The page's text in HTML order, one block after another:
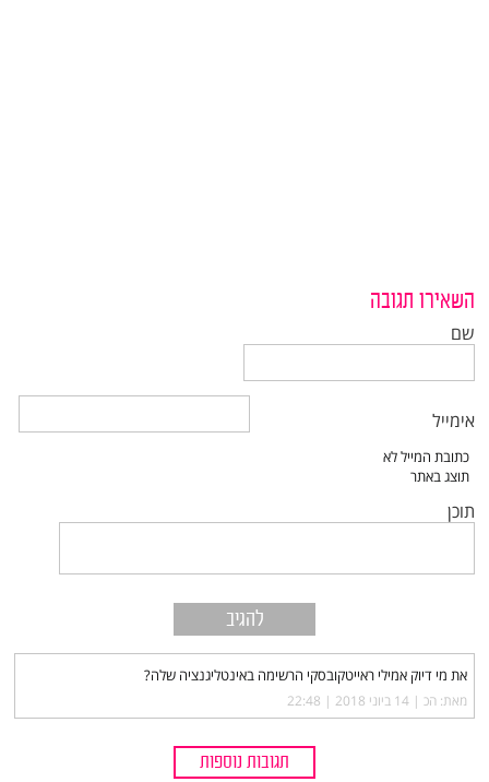
השאירו תגובה
שם
אימייל
תוכן
את מי דיוק אמילי ראייטקובסקי הרשימה באינטליגנציה שלה?
מאת: הכ |‏14 ביוני 2018 | 22:48
תגובות נוספות